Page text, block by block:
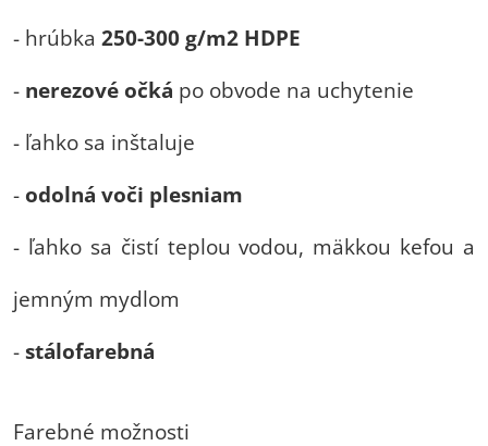
- hrúbka 250-300 g/m2 HDPE
- nerezové očká po obvode na uchytenie
- ľahko sa inštaluje
- odolná voči plesniam
- ľahko sa čistí teplou vodou, mäkkou kefou a
jemným mydlom
- stálofarebná
Farebné možnosti